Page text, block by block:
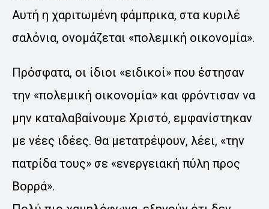
Αυτή η χαριτωμένη φάμπρικα, στα κυριλέ
σαλόνια, ονομάζεται «πολεμική οικονομία».
Πρόσφατα, οι ίδιοι «ειδικοί» που έστησαν
την «πολεμική οικονομία» και φρόντισαν να
μην καταλαβαίνουμε Χριστό, εμφανίστηκαν
με νέες ιδέες. Θα μετατρέψουν, λέει, «την
πατρίδα τους» σε «ενεργειακή πύλη προς
Βορρά».